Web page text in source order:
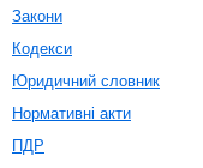
Закони
Кодекси
Юридичний словник
Нормативні акти
ПДР